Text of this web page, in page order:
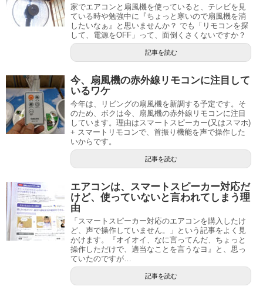
家でエアコンと扇風機を使っていると、テレビを見
ている時や勉強中に『ちょっと寒いので扇風機を消
したいなぁ』と思いませんか？ でも「リモコンを探
して、電源をOFF」って、面倒くさくないですか？
記事を読む
今、扇風機の赤外線リモコンに注目して
いるワケ
今年は、リビングの扇風機を新調する予定です。そ
のため、ボクは今、扇風機の赤外線リモコンに注目
しています。理由はスマートスピーカー(又はスマホ)
+ スマートリモコンで、首振り機能を声で操作した
いからです。
記事を読む
エアコンは、スマートスピーカー対応だ
けど、使っていないと言われてしまう理
由
「スマートスピーカー対応のエアコンを購入したけ
ど、声で操作していません。」という記事をよく見
かけます。『オイオイ、なに言ってんだ、ちょっと
操作しただけで、適当なことを言うなヨ』と、思っ
ていたのですが…
記事を読む